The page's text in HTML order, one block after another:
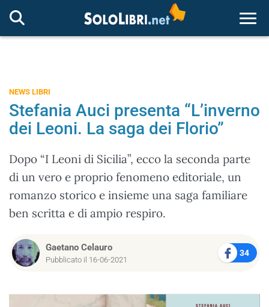
NEWS LIBRI
Stefania Auci presenta “L’inverno
dei Leoni. La saga dei Florio”
Dopo “I Leoni di Sicilia”, ecco la seconda parte
di un vero e proprio fenomeno editoriale, un
romanzo storico e insieme una saga familiare
ben scritta e di ampio respiro.
Gaetano Celauro
Pubblicato il 16-06-2021
34